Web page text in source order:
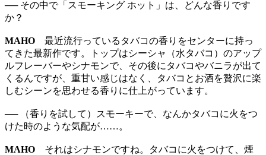
── その中で「スモーキング ホット」は、どんな香りです
か？
MAHO 最近流行っているタバコの香りをセンターに持っ
てきた最新作です。トップはシーシャ（水タバコ）のアップ
ルフレーバーやシナモンで、その後にタバコやバニラが出て
くるんですが、重甘い感じはなく、タバコとお酒を贅沢に楽
しむシーンを思わせる香りに仕上がっています。
── （香りを試して）スモーキーで、なんかタバコに火をつ
けた時のような気配が……。
MAHO それはシナモンですね。タバコに火をつけて、煙